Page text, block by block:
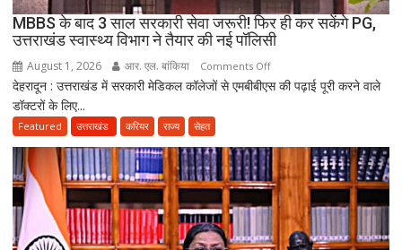
मौत,
दो
अब
भी
लापता
MBBS के बाद 3 साल सरकारी सेवा जरूरी! फिर ही कर सकेंगे PG,
उत्तराखंड स्वास्थ्य विभाग ने तैयार की नई पॉलिसी
August 1, 2026 आर. एल. बांकिया Comments Offon
MBBS
साल
सरकारी
सेवा
जरूरी!
फिर
देहरादून : उत्तराखंड में सरकारी मेडिकल कॉलेजों से एमबीबीएस की पढ़ाई पूरी करने वाले
डॉक्टरों के लिए...
Featured उत्तराखंड करियर राज्य सेहत